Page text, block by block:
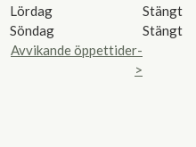
Lördag
Stängt
Söndag
Stängt
Avvikande öppettider-
>